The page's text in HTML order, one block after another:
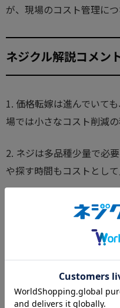
が、現場のコスト管理につ
ネジクル解説コメン
1. 価格転嫁は進んでいて
場では小さなコスト削減
2. ネジは多品種少量で必
や探す時間もコストとし
3. 製造業では価格転嫁の
の変動に備えた安定調達
ばやく確認できる購買環
5. ネジ1本の不足が作業